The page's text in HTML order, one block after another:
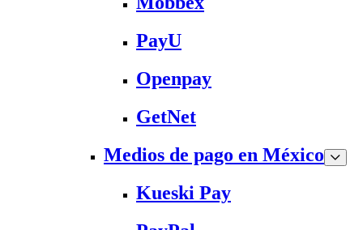
PayU
Openpay
GetNet
Medios de pago en México
Kueski Pay